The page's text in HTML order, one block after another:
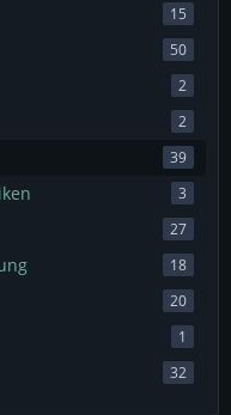
15
50
2
2
39
3
27
18
20
1
32